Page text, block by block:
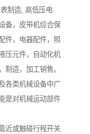
制造, 高低压电
备，皮带机综合保
件，电器配件，照
压元件，自动化机
制造，加工销售。
各类机械设备中广
是对机械运动部件
近或触碰行程开关